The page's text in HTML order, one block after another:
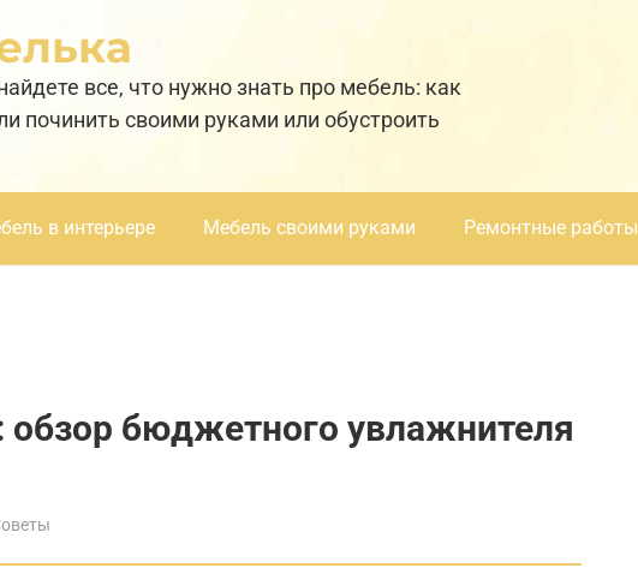
все, что нужно знать про мебель: как
починить своими руками или обустроить
в интерьере Мебель своими руками Ремонтные работы
обзор бюджетного увлажнителя